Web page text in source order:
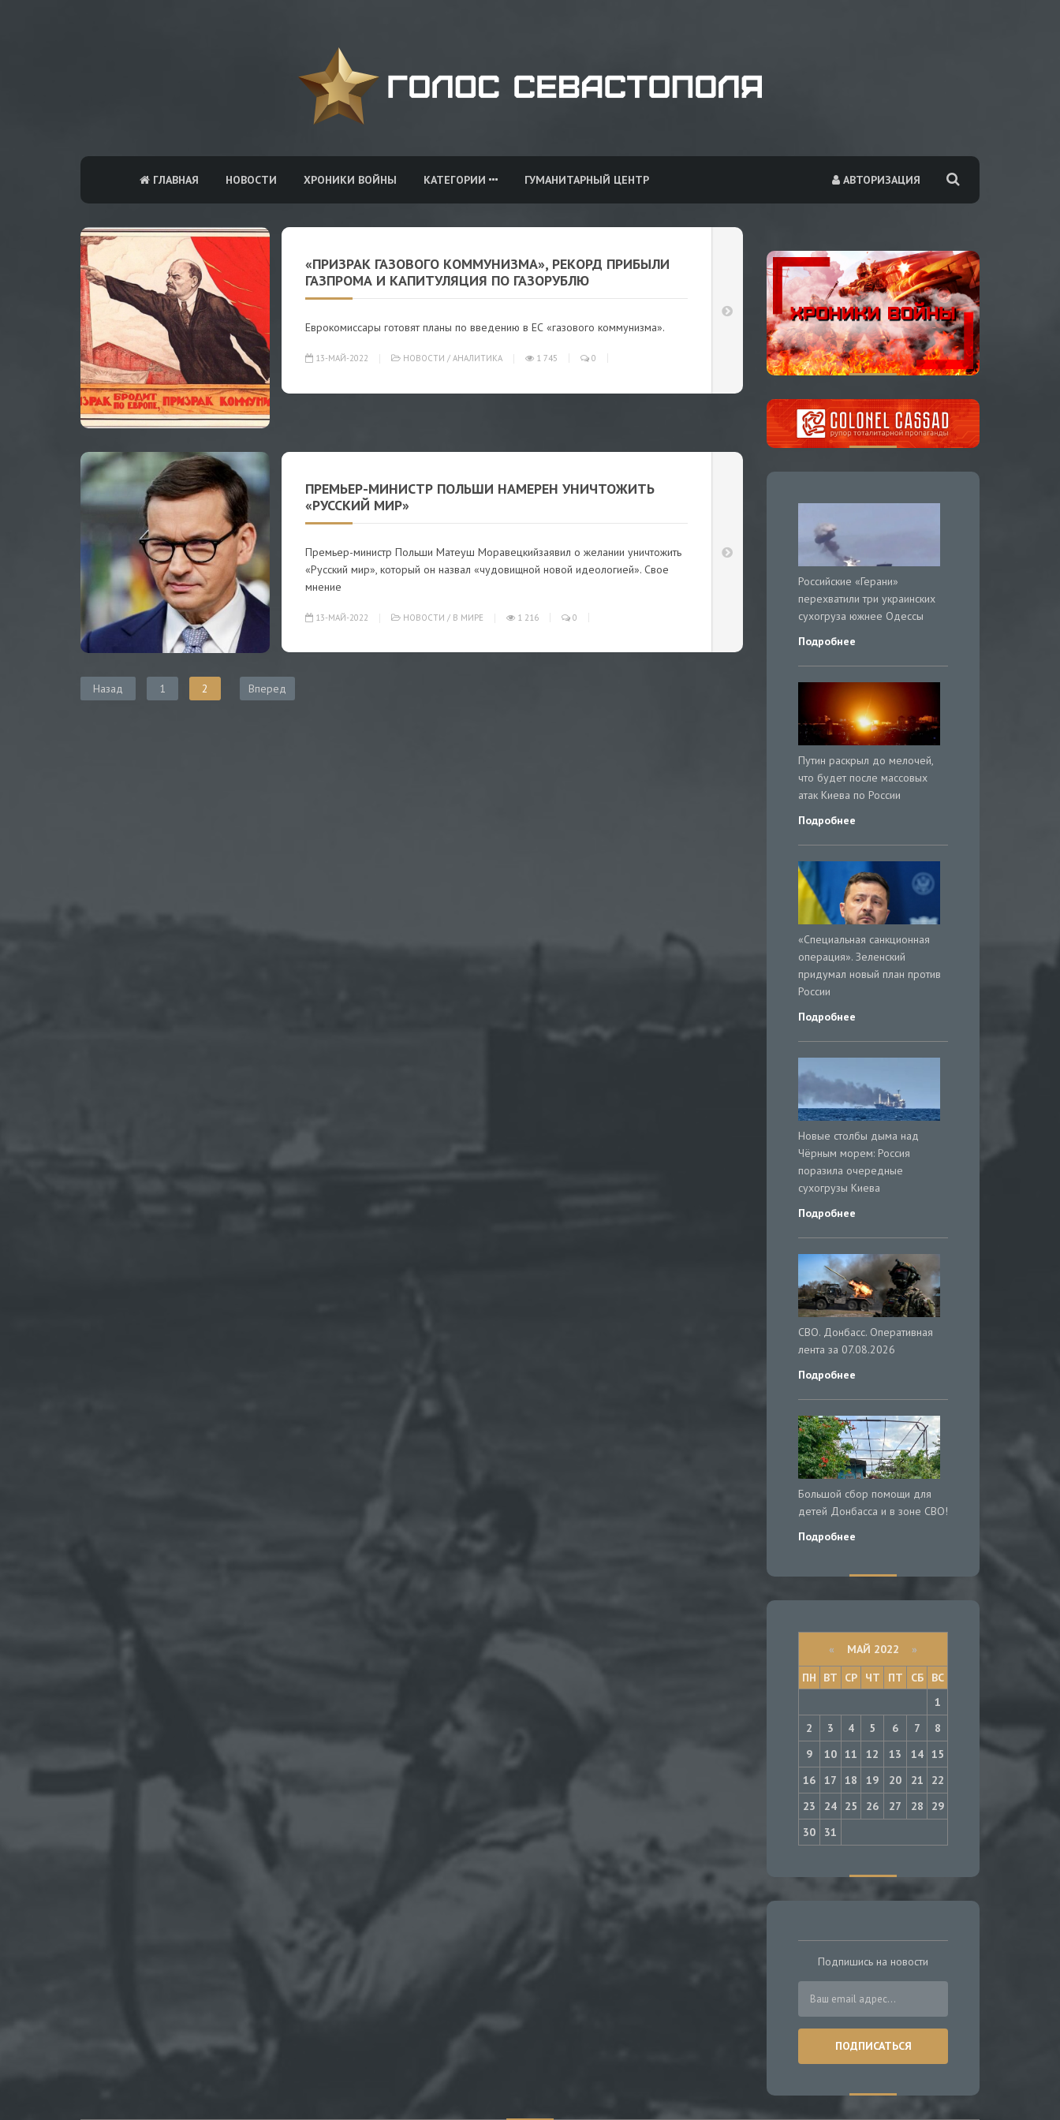
АВТОРИЗАЦИЯ
ГЛАВНАЯ НОВОСТИ ХРОНИКИ ВОЙНЫ КАТЕГОРИИ ГУМАНИТАРНЫЙ ЦЕНТР
«ПРИЗРАК ГАЗОВОГО КОММУНИЗМА», РЕКОРД ПРИБЫЛИ
ГАЗПРОМА И КАПИТУЛЯЦИЯ ПО ГАЗОРУБЛЮ
Еврокомиссары готовят планы по введению в ЕС «газового коммунизма».
13-МАЙ-2022 НОВОСТИ / АНАЛИТИКА 1 745 0
ПРЕМЬЕР-МИНИСТР ПОЛЬШИ НАМЕРЕН УНИЧТОЖИТЬ
«РУССКИЙ МИР»
Премьер-министр Польши Матеуш Моравецкийзаявил о желании уничтожить
«Русский мир», который он назвал «чудовищной новой идеологией». Свое
мнение
13-МАЙ-2022 НОВОСТИ / В МИРЕ 1 216 0
Назад 1 2 Вперед
Российские «Герани»
перехватили три украинских
сухогруза южнее Одессы
Подробнее
Путин раскрыл до мелочей,
что будет после массовых
атак Киева по России
Подробнее
«Специальная санкционная
операция». Зеленский
придумал новый план против
России
Подробнее
Новые столбы дыма над
Чёрным морем: Россия
поразила очередные
сухогрузы Киева
Подробнее
СВО. Донбасс. Оперативная
лента за 07.08.2026
Подробнее
Большой сбор помощи для
детей Донбасса и в зоне СВО!
Подробнее
« МАЙ 2022 »
ПН
ВТ СР ЧТ ПТ СБ
ВС
1
2
3 4 5 6 7
8
9
10 11 12 13 14 15
16
17 18 19 20 21
22
23
24 25 26 27 28
29
30
31
Подпишись на новости